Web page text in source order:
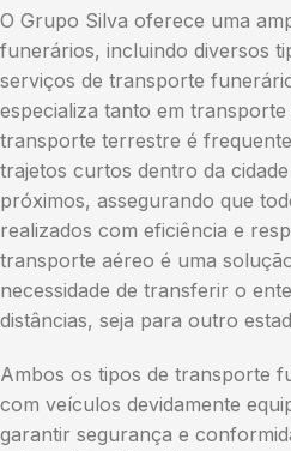
O Grupo Silva oferece uma
funerários, incluindo diversos
serviços de transporte
especializa tanto em
transporte terrestre é
trajetos curtos dentro da
próximos, assegurando que
realizados com eficiência e
transporte aéreo é uma
necessidade de transferir o
distâncias, seja para outro
Ambos os tipos de transporte
com veículos devidamente
garantir segurança e